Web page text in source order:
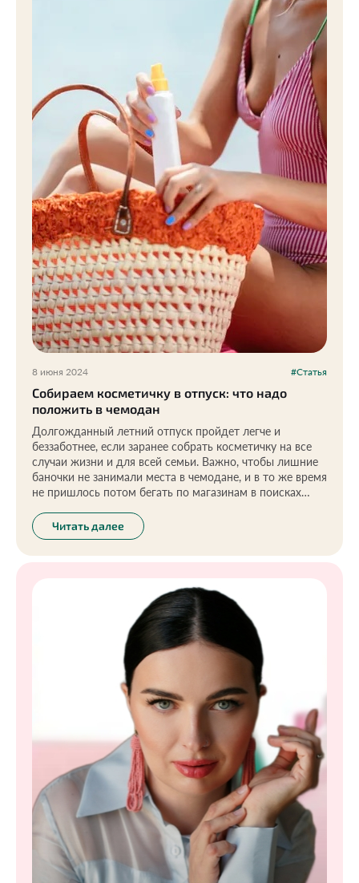
8 июня 2024 #Статья
Собираем косметичку в отпуск: что надо
положить в чемодан
Долгожданный летний отпуск пройдет легче и
беззаботнее, если заранее собрать косметичку на все
случаи жизни и для всей семьи. Важно, чтобы лишние
баночки не занимали места в чемодане, и в то же время
не пришлось потом бегать по магазинам в поисках
мамой троих детей, что взять с собой.
Читать далее